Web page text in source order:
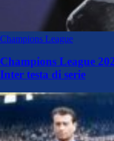
Champions League
Champions League
Inter testa di serie